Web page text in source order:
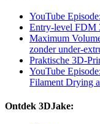
YouTube
Entry-level FDM
Maximum
zonder under-
Praktische 3D-
YouTube
Filament Drying
Ontdek 3DJake: